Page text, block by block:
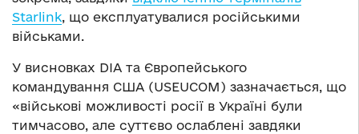
Starlink, що експлуатувалися російськими
військами.
У висновках DIA та Європейського
командування США (USEUCOM) зазначається, що
«військові можливості росії в Україні були
тимчасово, але суттєво ослаблені завдяки